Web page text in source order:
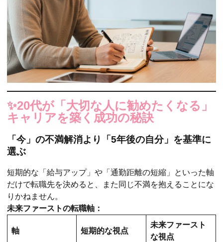
✨20代が「大切な人に勧めたくなる」
キャリアを築く成功の秘訣
「今」の不満解消より「5年後の自分」を基準に
選ぶ
短期的な「給与アップ」や「通勤距離の短縮」といった軸
だけで転職先を決めると、また同じ不満を抱えることにな
りかねません。
未来ファーストの転職軸：
軸 短期的な視点
未来ファースト
な視点